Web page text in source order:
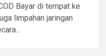
Bayar di tempat ke
limpahan jaringan